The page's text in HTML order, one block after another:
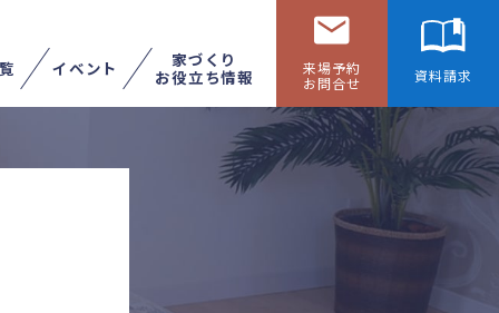
イベント
家づくり
お役立ち情報
来場予約
お問合せ
資料請求
展示場へ行く